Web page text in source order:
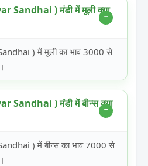
) मंडी में मूली क्या
) में मूली का भाव 3000 से
) मंडी में बीन्स क्या
) में बीन्स का भाव 7000 से